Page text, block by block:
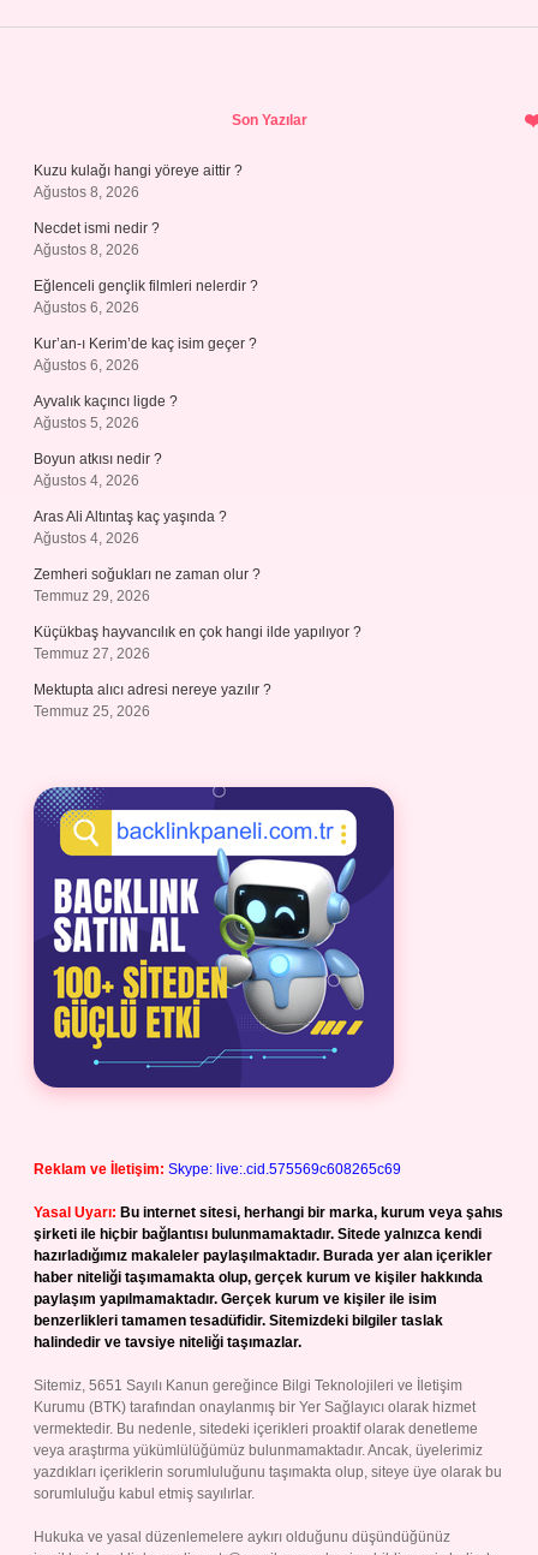
Son Yazılar
Kuzu kulağı hangi yöreye aittir ?
Ağustos 8, 2026
Necdet ismi nedir ?
Ağustos 8, 2026
Eğlenceli gençlik filmleri nelerdir ?
Ağustos 6, 2026
Kur’an-ı Kerim’de kaç isim geçer ?
Ağustos 6, 2026
Ayvalık kaçıncı ligde ?
Ağustos 5, 2026
Boyun atkısı nedir ?
Ağustos 4, 2026
Aras Ali Altıntaş kaç yaşında ?
Ağustos 4, 2026
Zemheri soğukları ne zaman olur ?
Temmuz 29, 2026
Küçükbaş hayvancılık en çok hangi ilde yapılıyor ?
Temmuz 27, 2026
Mektupta alıcı adresi nereye yazılır ?
Temmuz 25, 2026
Reklam ve İletişim: Skype: live:.cid.575569c608265c69
Yasal Uyarı: Bu internet sitesi, herhangi bir marka, kurum veya şahıs
şirketi ile hiçbir bağlantısı bulunmamaktadır. Sitede yalnızca kendi
hazırladığımız makaleler paylaşılmaktadır. Burada yer alan içerikler
haber niteliği taşımamakta olup, gerçek kurum ve kişiler hakkında
paylaşım yapılmamaktadır. Gerçek kurum ve kişiler ile isim
benzerlikleri tamamen tesadüfidir. Sitemizdeki bilgiler taslak
halindedir ve tavsiye niteliği taşımazlar.
Sitemiz, 5651 Sayılı Kanun gereğince Bilgi Teknolojileri ve İletişim
Kurumu (BTK) tarafından onaylanmış bir Yer Sağlayıcı olarak hizmet
vermektedir. Bu nedenle, sitedeki içerikleri proaktif olarak denetleme
veya araştırma yükümlülüğümüz bulunmamaktadır. Ancak, üyelerimiz
yazdıkları içeriklerin sorumluluğunu taşımakta olup, siteye üye olarak bu
sorumluluğu kabul etmiş sayılırlar.
Hukuka ve yasal düzenlemelere aykırı olduğunu düşündüğünüz